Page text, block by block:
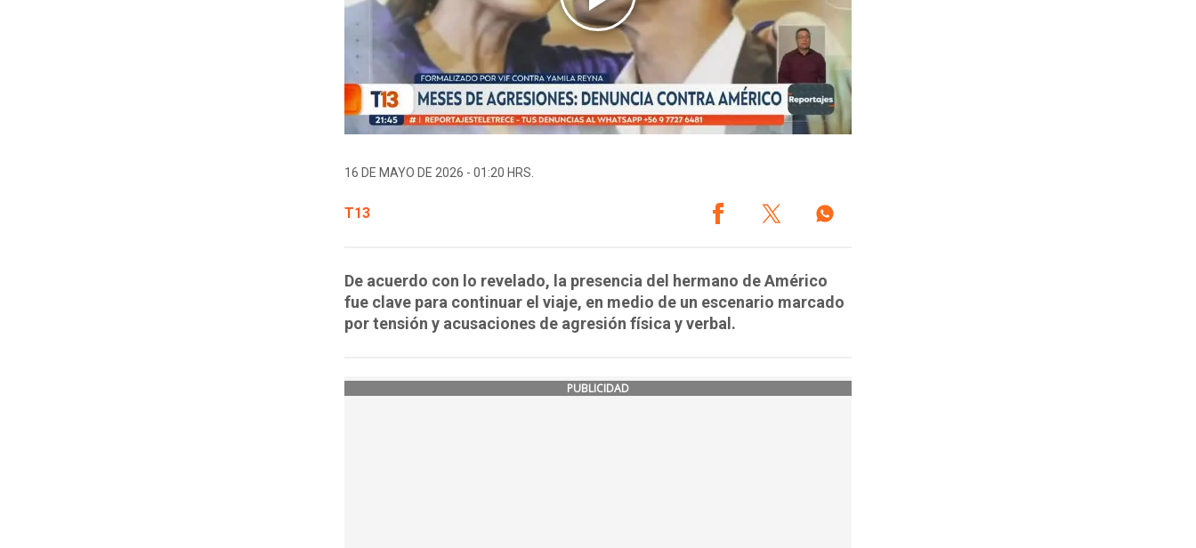
16 DE MAYO DE 2026 - 01:20 HRS.
T13
De acuerdo con lo revelado, la presencia del hermano de Américo
fue clave para continuar el viaje, en medio de un escenario marcado
por tensión y acusaciones de agresión física y verbal.
PUBLICIDAD